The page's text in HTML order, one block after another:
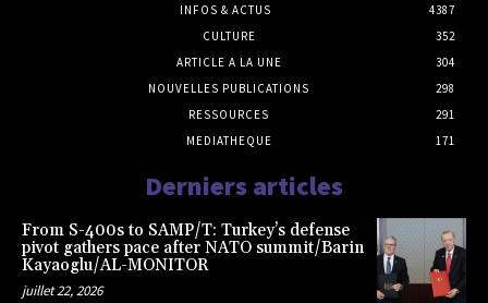
INFOS & ACTUS
4387
CULTURE
352
ARTICLE A LA UNE
304
NOUVELLES PUBLICATIONS
298
RESSOURCES
291
MEDIATHEQUE
171
Derniers articles
From S-400s to SAMP/T: Turkey’s defense
pivot gathers pace after NATO summit/Barin
Kayaoglu/AL-MONITOR
juillet 22, 2026